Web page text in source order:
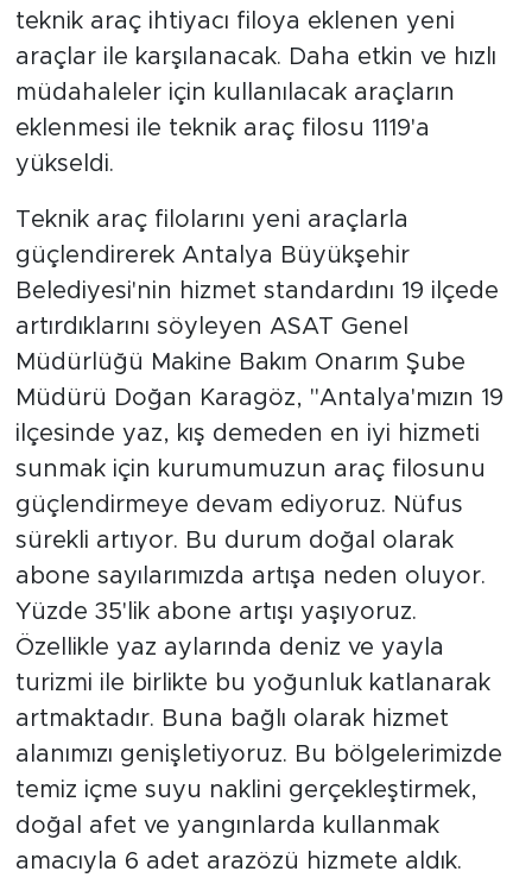
teknik araç ihtiyacı filoya eklenen yeni
araçlar ile karşılanacak. Daha etkin ve hızlı
müdahaleler için kullanılacak araçların
eklenmesi ile teknik araç filosu 1119'a
yükseldi.
Teknik araç filolarını yeni araçlarla
güçlendirerek Antalya Büyükşehir
Belediyesi'nin hizmet standardını 19 ilçede
artırdıklarını söyleyen ASAT Genel
Müdürlüğü Makine Bakım Onarım Şube
Müdürü Doğan Karagöz, "Antalya'mızın 19
ilçesinde yaz, kış demeden en iyi hizmeti
sunmak için kurumumuzun araç filosunu
güçlendirmeye devam ediyoruz. Nüfus
sürekli artıyor. Bu durum doğal olarak
abone sayılarımızda artışa neden oluyor.
Yüzde 35'lik abone artışı yaşıyoruz.
Özellikle yaz aylarında deniz ve yayla
turizmi ile birlikte bu yoğunluk katlanarak
artmaktadır. Buna bağlı olarak hizmet
alanımızı genişletiyoruz. Bu bölgelerimizde
temiz içme suyu naklini gerçekleştirmek,
doğal afet ve yangınlarda kullanmak
amacıyla 6 adet arazözü hizmete aldık.